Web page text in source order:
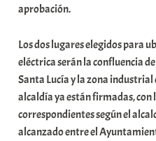
aprobación.
Los dos lugares elegidos para
eléctrica serán la confluencia
Santa Lucía y la zona industrial
alcaldía ya están firmadas, con
correspondientes según el
alcanzado entre el